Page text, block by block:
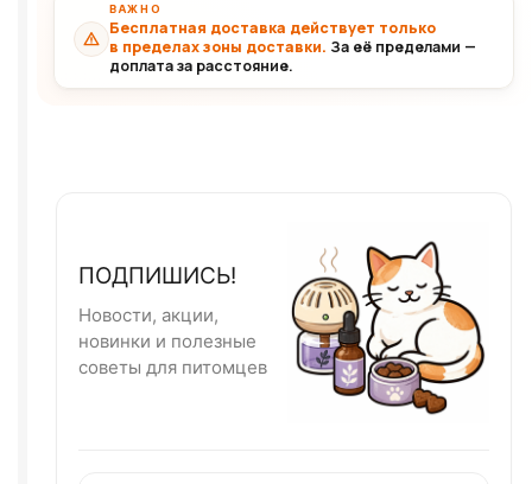
ВАЖНО
Бесплатная доставка действует только
в пределах зоны доставки. За её пределами —
доплата за расстояние.
ПОДПИШИСЬ!
Новости, акции,
новинки и полезные
советы для питомцев